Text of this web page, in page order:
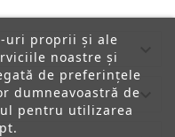

uri proprii și ale
noastre și
de preferințele
dumneavoastră de
pentru utilizarea